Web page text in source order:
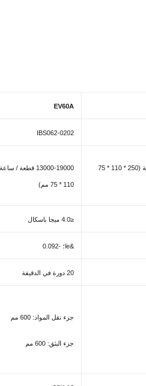
EV60A
IBS062-0202
11000-15000 قطعة / ساعة (250 * 110 * 75
110 * 75 مم)
≤4.0 ميجا باسكال
&le؛ -0.092
20 دورة في الدقيقة
جزء نقل المواد: 600 مم
جزء البثق: 600 مم